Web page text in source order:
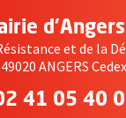
d'Angers
et de la
ANGERS
41 05 40